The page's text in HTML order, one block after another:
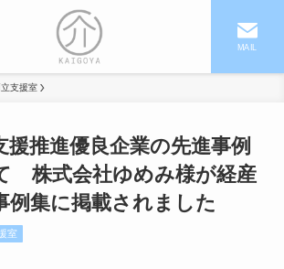
MAIL
支援室
援推進優良企業の先進事例
株式会社ゆめみ様が経産
例集に掲載されました
室